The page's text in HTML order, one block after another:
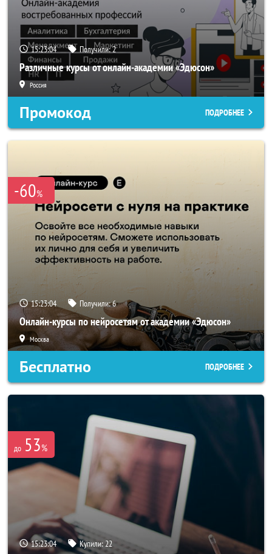
15:23:04 Получили:2
Различные курсы от онлайн-академии «Эдюсон»
Россия
Промокод ПОДРОБНЕЕ
-60%
15:23:04 Получили:6
Онлайн-курсы по нейросетям от академии «Эдюсон»
Москва
Бесплатно ПОДРОБНЕЕ
до 53%
15:23:04 Купили:22